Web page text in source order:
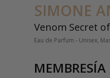
SIMONE
Venom Secret
Eau de Parfum - Unisex,
MEMBRESÍA